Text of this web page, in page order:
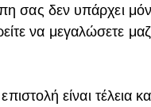
σας δεν υπάρχει
να μεγαλώσετε
είναι τέλεια